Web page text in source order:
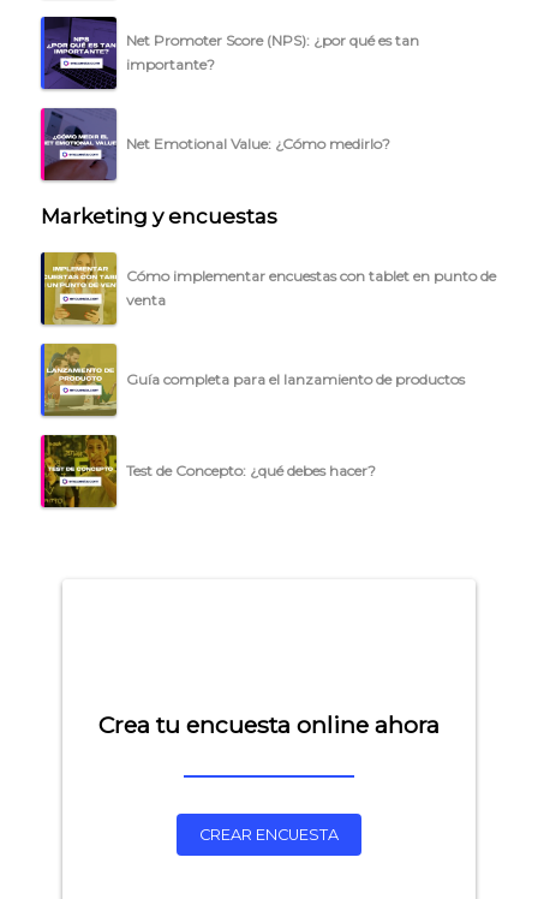
PRECIOS
BLOG
ACCEDER →
Net Promoter Score (NPS): ¿por qué es tan
importante?
Net Emotional Value: ¿Cómo medirlo?
Marketing y encuestas
Cómo implementar encuestas con tablet en punto de
venta
Guía completa para el lanzamiento de productos
Test de Concepto: ¿qué debes hacer?
Crea tu encuesta online ahora
CREAR ENCUESTA